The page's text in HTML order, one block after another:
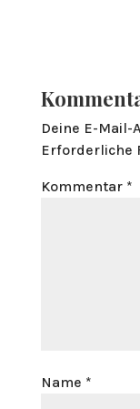
Deine E-
Erforderliche
Kommentar *
Name *